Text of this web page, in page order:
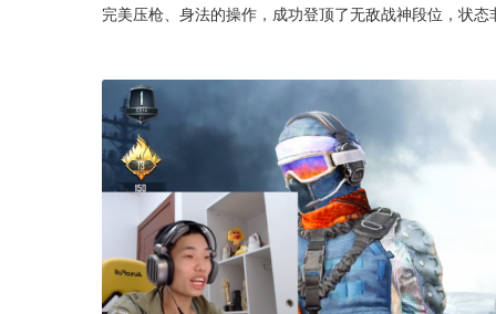
完美压枪、身法的操作，成功登顶了无敌战神段位，状态